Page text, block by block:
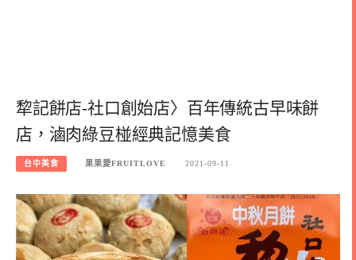
犂記餅店-社口創始店〉百年傳統古早味餅
店，滷肉綠豆椪經典記憶美食
台中美食 果果愛FRUITLOVE 2021-09-11